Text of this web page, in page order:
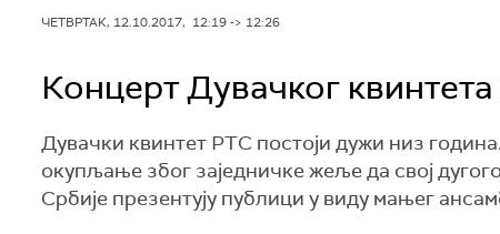
ЧЕТВРТАК, 12.10.2017, 12:19 -> 12:26
Концерт Дувачког
Дувачки квинтет РТС постоји дужи низ
окупљање због заједничке жеље да свој
Србије презентују публици у виду мањег